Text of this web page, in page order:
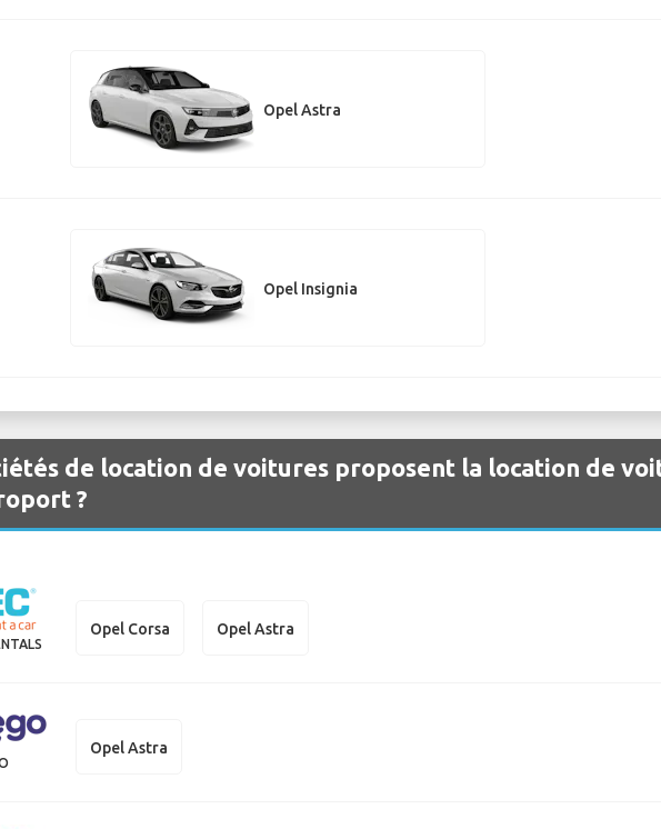
Opel Astra
Opel Insignia
de location de voitures proposent la location de
?
Opel Corsa Opel Astra
Opel Astra